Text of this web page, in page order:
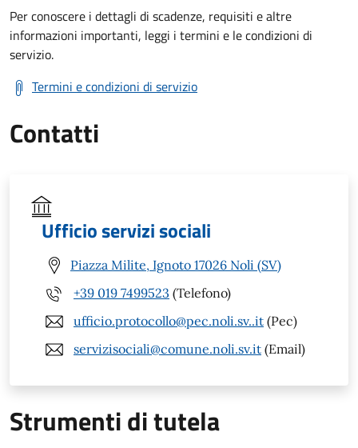
Per conoscere i dettagli di scadenze, requisiti e altre
informazioni importanti, leggi i termini e le condizioni di
servizio.
Termini e condizioni di servizio
Contatti
Ufficio servizi sociali
Piazza Milite, Ignoto 17026 Noli (SV)
+39 019 7499523 (Telefono)
ufficio.protocollo@pec.noli.sv..it (Pec)
servizisociali@comune.noli.sv.it (Email)
Strumenti di tutela